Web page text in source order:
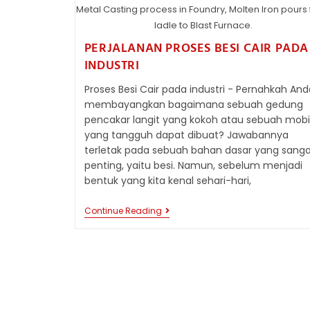
Metal Casting process in Foundry, Molten Iron pours
ladle to Blast Furnace.
PERJALANAN PROSES BESI CAIR PADA
INDUSTRI
Proses Besi Cair pada industri - Pernahkah
membayangkan bagaimana sebuah gedung
pencakar langit yang kokoh atau sebuah
yang tangguh dapat dibuat? Jawabannya
terletak pada sebuah bahan dasar yang
penting, yaitu besi. Namun, sebelum menjadi
bentuk yang kita kenal sehari-hari,
Continue ReadingPERJALANAN
PROSES